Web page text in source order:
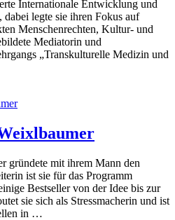
Internationale Entwicklung und
legte sie ihren Fokus auf
Menschenrechten, Kultur- und
Mediatorin und
„Transkulturelle Medizin und
gründete mit ihrem Mann den
ist sie für das Programm
Bestseller von der Idee bis zur
sie sich als Stressmacherin und ist
in …